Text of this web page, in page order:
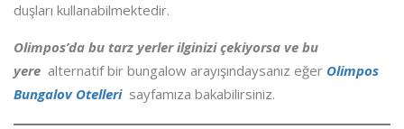
duşları kullanabilmektedir.
Olimpos’da bu tarz yerler ilginizi çekiyorsa ve bu
yere alternatif bir bungalow arayışındaysanız eğer Olimpos
Bungalov Otelleri sayfamıza bakabilirsiniz.